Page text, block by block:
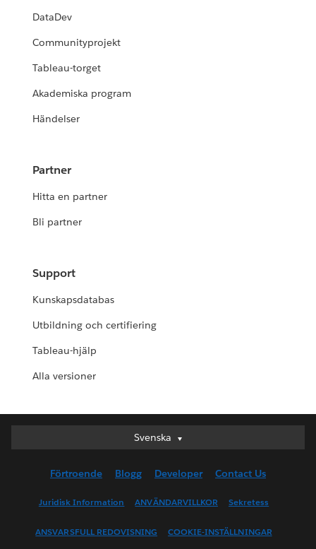
DataDev
Communityprojekt
Tableau-torget
Akademiska program
Händelser
Partner
Hitta en partner
Bli partner
Support
Kunskapsdatabas
Utbildning och certifiering
Tableau-hjälp
Alla versioner
Svenska
Svenska
English (UK)
English (US)
Français (Canada)
Förtroende Blogg Developer Contact Us
Juridisk Information ANVÄNDARVILLKOR Sekretess
ANSVARSFULL REDOVISNING COOKIE-INSTÄLLNINGAR